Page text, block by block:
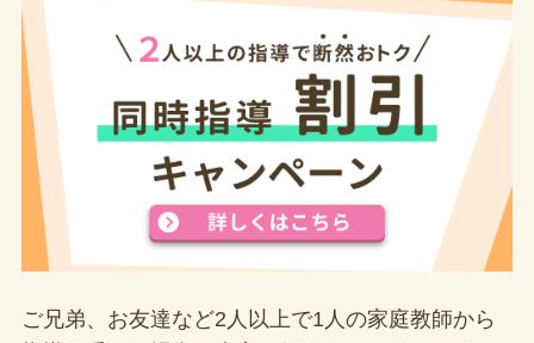
ご兄弟、お友達など2人以上で1人の家庭教師から